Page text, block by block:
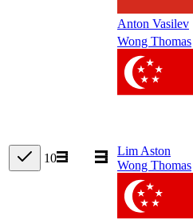
Anton Vasilev
10
Wong Thomas
Lim Aston
Wong Thomas